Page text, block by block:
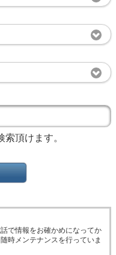
頂けます。
で情報をお確かめになってか
時メンテナンスを行っていま